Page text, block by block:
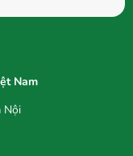
Nam
Nội